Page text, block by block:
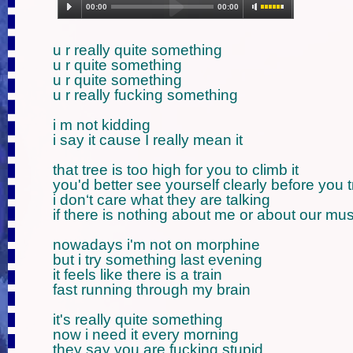
00:00 00:00
u r really quite something
u r quite something
u r quite something
u r really fucking something
i m not kidding
i say it cause I really mean it
that tree is too high for you to climb it
you'd better see yourself clearly before you
i don‘t care what they are talking
if there is nothing about me or about our
nowadays i'm not on morphine
but i try something last evening
it feels like there is a train
fast running through my brain
it's really quite something
now i need it every morning
they say you are fucking stupid